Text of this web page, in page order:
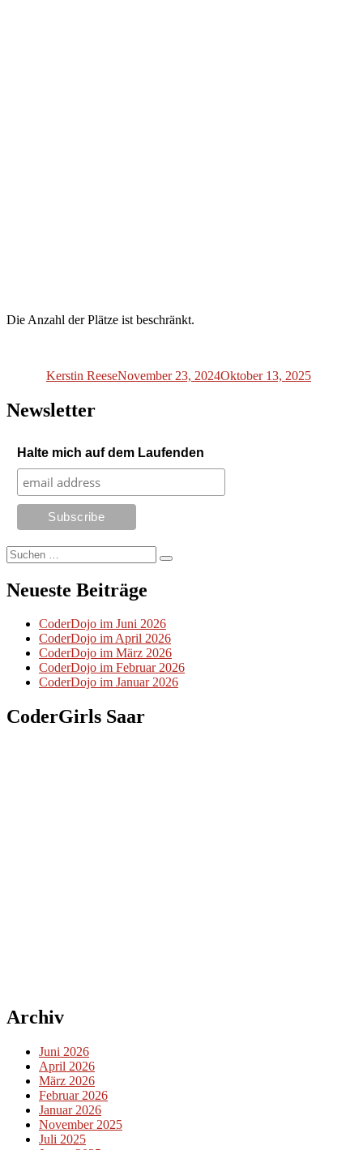
Die Anzahl der Plätze ist beschränkt.
Kerstin ReeseNovember 23, 2024Oktober 13, 2025
Newsletter
Halte mich auf dem Laufenden
Suchen
nach:
Suchen
Neueste Beiträge
CoderDojo im Juni 2026
CoderDojo im April 2026
CoderDojo im März 2026
CoderDojo im Februar 2026
CoderDojo im Januar 2026
CoderGirls Saar
Archiv
Juni 2026
April 2026
März 2026
Februar 2026
Januar 2026
November 2025
Juli 2025